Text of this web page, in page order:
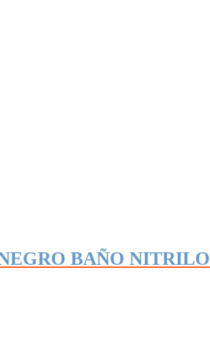
BAÑO NITRILO